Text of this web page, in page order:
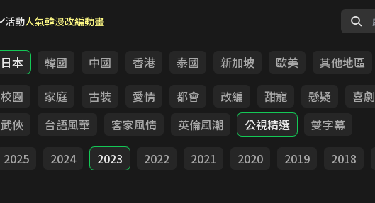
活動人氣韓漫改編動畫
日本 韓國 中國 香港 泰國 新加坡 歐美
其他地區
校園 家庭 古裝 愛情 都會 改編 甜寵 懸疑 喜劇
武俠 台語風華 客家風情 英倫風潮 公視精選
雙字幕
2025 2024 2023 2022 2021 2020 2019 2018